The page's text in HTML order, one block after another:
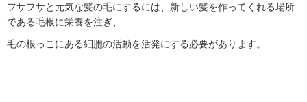
フサフサと元気な髪の毛にするには、新しい髪を作ってくれる場所
である毛根に栄養を注ぎ、
毛の根っこにある細胞の活動を活発にする必要があります。